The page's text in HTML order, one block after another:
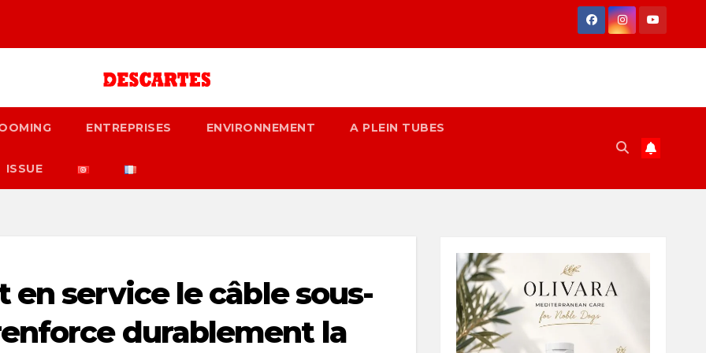
ENTREPRISES ENVIRONNEMENT A PLEIN TUBES
ISSUE
service le câble sous-
durablement la